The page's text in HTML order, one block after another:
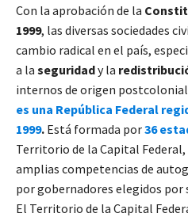
Con la aprobación de la
1999, las diversas sociedades
cambio radical en el país,
a la seguridady la
internos de origen postcolonial
es una República Federal
1999. Está formada por36
Territorio de la Capital Federal,
amplias competencias de
por gobernadores elegidos por
El Territorio de la Capital